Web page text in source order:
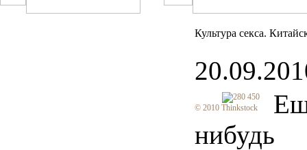
Культура секса.
© 2010 Thinkstock